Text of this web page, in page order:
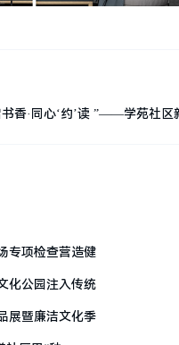
香·同心‘约’读 ”——学苑社区
专项检查营造健
化公园注入传统
展暨廉洁文化季